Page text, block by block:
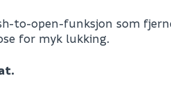
to-open-funksjon som
for myk lukking.